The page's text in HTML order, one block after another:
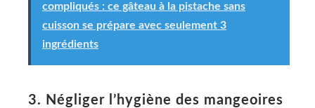
compliqués : ce gâteau à la pistache sans
cuisson se prépare avec seulement 3
ingrédients
3. Négliger l’hygiène des mangeoires